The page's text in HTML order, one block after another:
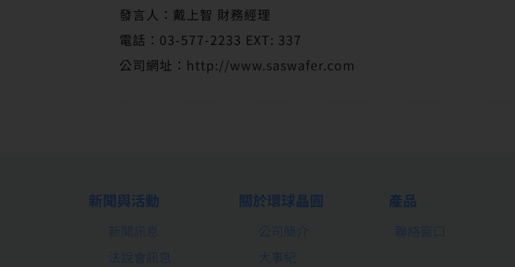
發言人：戴上智 財務經理
電話：03-577-2233 EXT: 337
公司網址： http://www.saswafer.com
新聞與活動
新聞訊息
法說會訊息
關於環球晶圓
公司簡介
大事紀
產品
聯絡窗口